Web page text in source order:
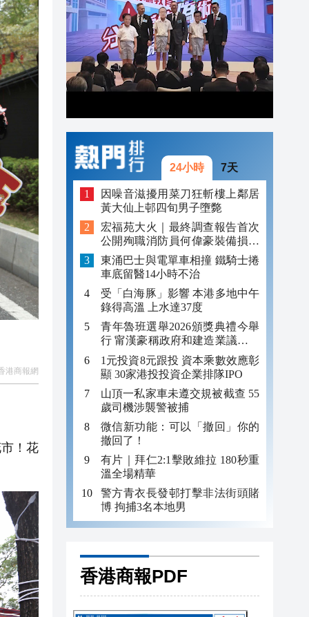
20:34
20:22
20:21
港商報網
！花
24小時 7天
因噪音滋擾用菜刀狂斬樓上鄰居
黃大仙上邨四旬男子墮斃
宏福苑大火｜最終調查報告首次
公開殉職消防員何偉豪裝備損毀
照片
東涌巴士與電單車相撞 鐵騎士捲
車底留醫14小時不治
受「白海豚」影響 本港多地中午
錄得高溫 上水達37度
青年魯班選舉2026頒獎典禮今舉
行 甯漢豪稱政府和建造業議會做
好培訓工作
1元投資8元跟投 資本乘數效應彰
顯 30家港投投資企業排隊IPO
山頂一私家車未遵交規被截查 55
歲司機涉襲警被捕
微信新功能：可以「撤回」你的
撤回了！
有片｜拜仁2:1擊敗維拉 180秒重
溫全場精華
警方青衣長發邨打擊非法街頭賭
博 拘捕3名本地男
香港商報PDF